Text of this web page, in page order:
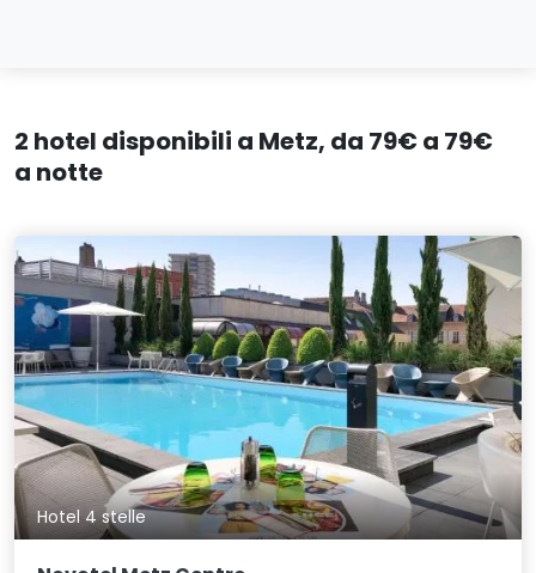
2 hotel disponibili a Metz, da 79€ a 79€
a notte
Hotel 4 stelle